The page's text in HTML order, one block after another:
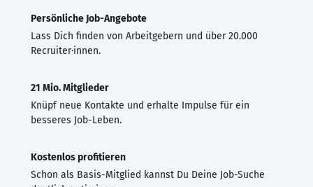
Persönliche Job-Angebote
Lass Dich finden von Arbeitgebern und über 20.000
Recruiter·innen.
21 Mio. Mitglieder
Knüpf neue Kontakte und erhalte Impulse für ein
besseres Job-Leben.
Kostenlos profitieren
Schon als Basis-Mitglied kannst Du Deine Job-Suche